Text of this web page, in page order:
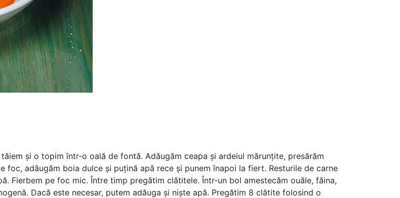
și o topim într-o oală de fontă. Adăugăm ceapa și ardeiul mărunțite, presărăm
foc, adăugăm boia dulce și puțină apă rece și punem înapoi la fiert. Resturile de carne
Fierbem pe foc mic. Între timp pregătim clătitele. Într-un bol amestecăm ouăle, făina,
Dacă este necesar, putem adăuga și niște apă. Pregătim 8 clătite folosind o